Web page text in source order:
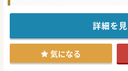
療養型慢性期病院にて、診療体
外科常勤募集を行っております。
オペ対応は無く、病棟管理と外来
通勤アクセス良好で、メリハリ
特徴的です。
ご興味ございましたら是非ともお
#秋入職可
詳細を
気になる